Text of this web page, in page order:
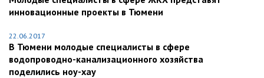
инновационные проекты в Тюмени
22.06.2017
В Тюмени молодые специалисты в сфере
водопроводно-канализационного хозяйства
поделились ноу-хау